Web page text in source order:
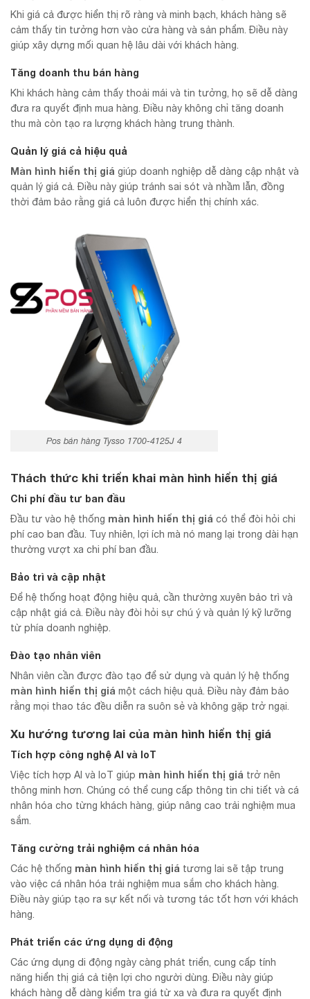
Khi giá cả được hiển thị rõ ràng và minh bạch, khách hàng sẽ
cảm thấy tin tưởng hơn vào cửa hàng và sản phẩm. Điều này
giúp xây dựng mối quan hệ lâu dài với khách hàng.
Tăng doanh thu bán hàng
Khi khách hàng cảm thấy thoải mái và tin tưởng, họ sẽ dễ dàng
đưa ra quyết định mua hàng. Điều này không chỉ tăng doanh
thu mà còn tạo ra lượng khách hàng trung thành.
Quản lý giá cả hiệu quả
Màn hình hiển thị giá giúp doanh nghiệp dễ dàng cập nhật và
quản lý giá cả. Điều này giúp tránh sai sót và nhầm lẫn, đồng
thời đảm bảo rằng giá cả luôn được hiển thị chính xác.
Pos bán hàng Tysso 1700-4125J 4
Thách thức khi triển khai màn hình hiển thị giá
Chi phí đầu tư ban đầu
Đầu tư vào hệ thống màn hình hiển thị giá có thể đòi hỏi chi
phí cao ban đầu. Tuy nhiên, lợi ích mà nó mang lại trong dài hạn
thường vượt xa chi phí ban đầu.
Bảo trì và cập nhật
Để hệ thống hoạt động hiệu quả, cần thường xuyên bảo trì và
cập nhật giá cả. Điều này đòi hỏi sự chú ý và quản lý kỹ lưỡng
từ phía doanh nghiệp.
Đào tạo nhân viên
Nhân viên cần được đào tạo để sử dụng và quản lý hệ thống
màn hình hiển thị giá một cách hiệu quả. Điều này đảm bảo
rằng mọi thao tác đều diễn ra suôn sẻ và không gặp trở ngại.
Xu hướng tương lai của màn hình hiển thị giá
Tích hợp công nghệ AI và IoT
Việc tích hợp AI và IoT giúp màn hình hiển thị giá trở nên
thông minh hơn. Chúng có thể cung cấp thông tin chi tiết và cá
nhân hóa cho từng khách hàng, giúp nâng cao trải nghiệm mua
sắm.
Tăng cường trải nghiệm cá nhân hóa
Các hệ thống màn hình hiển thị giá tương lai sẽ tập trung
vào việc cá nhân hóa trải nghiệm mua sắm cho khách hàng.
Điều này giúp tạo ra sự kết nối và tương tác tốt hơn với khách
hàng.
Phát triển các ứng dụng di động
Các ứng dụng di động ngày càng phát triển, cung cấp tính
năng hiển thị giá cả tiện lợi cho người dùng. Điều này giúp
khách hàng dễ dàng kiểm tra giá từ xa và đưa ra quyết định